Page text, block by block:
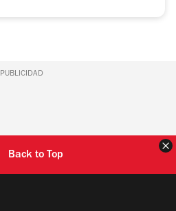
PUBLICIDAD
Back to Top